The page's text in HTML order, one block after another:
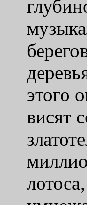
этого
висят